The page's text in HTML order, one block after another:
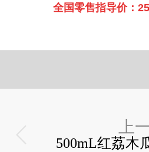
全国零售指导价：
上
500mL红荔木